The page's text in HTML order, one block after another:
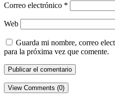
Correo electrónico *
Web
Guarda mi nombre, correo
para la próxima vez que comente.
View Comments (0)